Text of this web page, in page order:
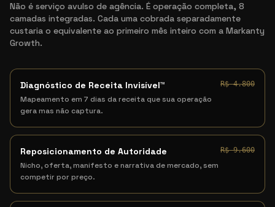
Não é serviço avulso de agência. É operação completa, 8
camadas integradas. Cada uma cobrada separadamente
custaria o equivalente ao primeiro mês inteiro com a Markanty
Growth.
Diagnóstico de Receita Invisível™
Mapeamento em 7 dias da receita que sua operação
gera mas não captura.
R$ 4.800
Reposicionamento de Autoridade
Nicho, oferta, manifesto e narrativa de mercado, sem
competir por preço.
R$ 9.600